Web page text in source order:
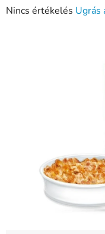
A
Nincs értékelés Ugrás